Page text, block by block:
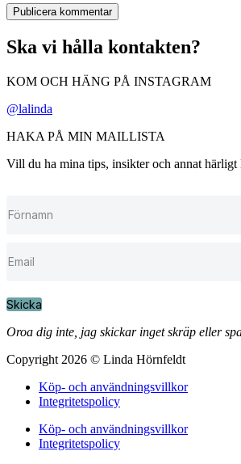
Ska vi hålla kontakten?
KOM OCH HÄNG PÅ INSTAGRAM
@lalinda
HAKA PÅ MIN MAILLISTA
Vill du ha mina tips, insikter och annat
Skicka
Oroa dig inte, jag skickar inget skräp eller
Copyright 2026 © Linda Hörnfeldt
Köp- och användningsvillkor
Integritetspolicy
Köp- och användningsvillkor
Integritetspolicy